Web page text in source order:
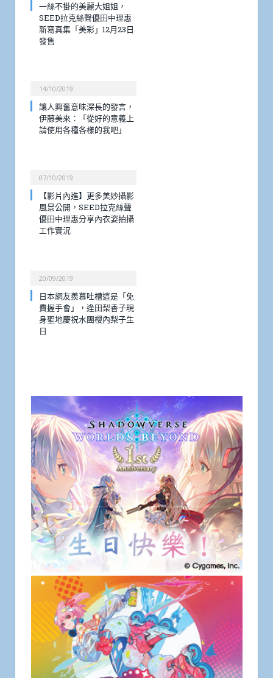
一絲不掛的美麗大姐姐，
SEED拉克絲聲優田中理惠
新寫真集「美彩」12月23日
發售
14/10/2019
讓人興奮意味深長的發言，
伊藤美來：「從好的意義上
請使用各種各樣的我吧」
07/10/2019
【影片內進】更多美妙攝影
風景公開，SEED拉克絲聲
優田中理惠分享內衣姿拍攝
工作實況
20/09/2019
日本網友羨慕吐槽這是「免
費握手會」，逢田梨香子現
身聖地慶祝水團櫻內梨子生
日